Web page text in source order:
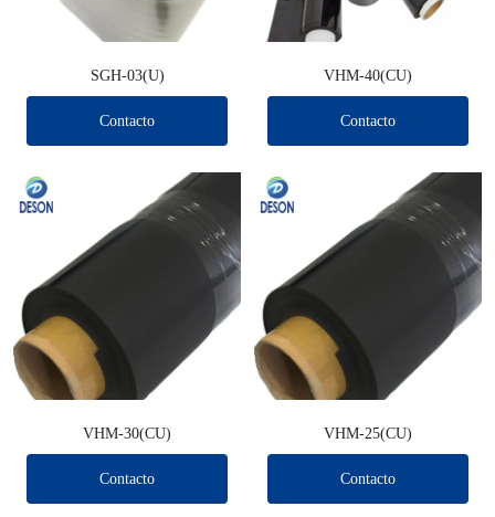
SGH-03(U)
Contacto
VHM-40(CU)
Contacto
VHM-30(CU)
Contacto
VHM-25(CU)
Contacto